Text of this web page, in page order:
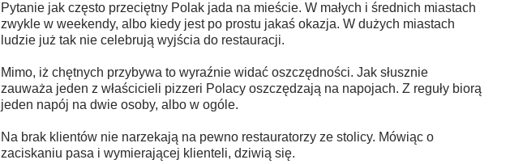
Pytanie jak często przeciętny Polak jada na mieście. W małych i średnich miastach
zwykle w weekendy, albo kiedy jest po prostu jakaś okazja. W dużych miastach
ludzie już tak nie celebrują wyjścia do restauracji.
Mimo, iż chętnych przybywa to wyraźnie widać oszczędności. Jak słusznie
zauważa jeden z właścicieli pizzeri Polacy oszczędzają na napojach. Z reguły biorą
jeden napój na dwie osoby, albo w ogóle.
Na brak klientów nie narzekają na pewno restauratorzy ze stolicy. Mówiąc o
zaciskaniu pasa i wymierającej klienteli, dziwią się.